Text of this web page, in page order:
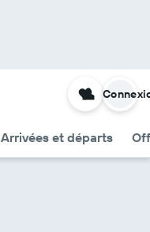
Arrivées et départs